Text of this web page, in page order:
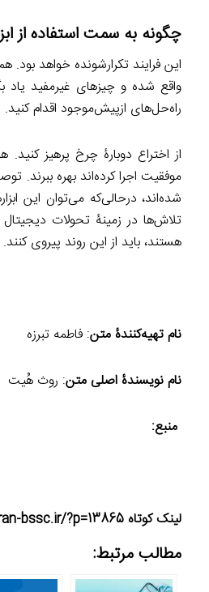
چگونه به سمت استفاده از
این فرایند تکرارشونده خواهد
واقع شده و چیزهای غیرمفید یاد
راه‌حل‌های ازپیش‌موجود اقدام کنید.
از اختراع دوبارۀ چرخ پرهیز
موفقیت اجرا کرده‌اند بهره ببرند.
تلاش‌ها در زمینۀ تحولات
هستند، باید از این روند پیروی کنند.
نام تهیه‌کنندۀ متن: فاطمه تبرزه
نام نویسندۀ اصلی متن: روث هُیت
منبع:
لینک کوتاه https://iran-bssc.ir/?p=13865
مطالب مرتبط: